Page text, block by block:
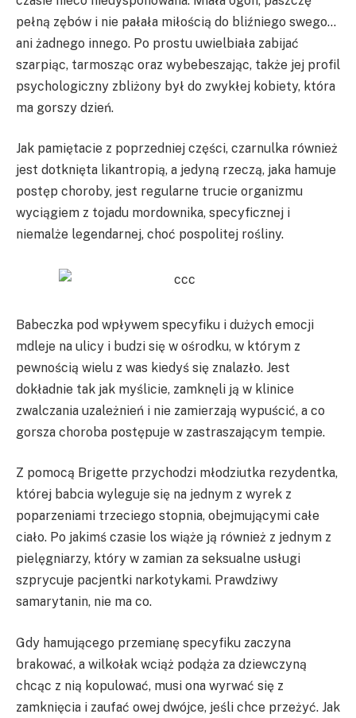
pełną zębów i nie pałała miłością do bliźniego swego…
ani żadnego innego. Po prostu uwielbiała zabijać
szarpiąc, tarmosząc oraz wybebeszając, także jej profil
psychologiczny zbliżony był do zwykłej kobiety, która
ma gorszy dzień.
Jak pamiętacie z poprzedniej części, czarnulka również
jest dotknięta likantropią, a jedyną rzeczą, jaka hamuje
postęp choroby, jest regularne trucie organizmu
wyciągiem z tojadu mordownika, specyficznej i
niemalże legendarnej, choć pospolitej rośliny.
Babeczka pod wpływem specyfiku i dużych emocji
mdleje na ulicy i budzi się w ośrodku, w którym z
pewnością wielu z was kiedyś się znalazło. Jest
dokładnie tak jak myślicie, zamknęli ją w klinice
zwalczania uzależnień i nie zamierzają wypuścić, a co
gorsza choroba postępuje w zastraszającym tempie.
Z pomocą Brigette przychodzi młodziutka rezydentka,
której babcia wyleguje się na jednym z wyrek z
poparzeniami trzeciego stopnia, obejmującymi całe
ciało. Po jakimś czasie los wiąże ją również z jednym z
pielęgniarzy, który w zamian za seksualne usługi
szprycuje pacjentki narkotykami. Prawdziwy
samarytanin, nie ma co.
Gdy hamującego przemianę specyfiku zaczyna
brakować, a wilkołak wciąż podąża za dziewczyną
chcąc z nią kopulować, musi ona wyrwać się z
zamknięcia i zaufać owej dwójce, jeśli chce przeżyć. Jak